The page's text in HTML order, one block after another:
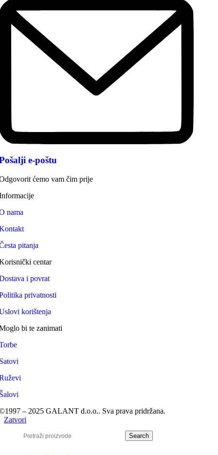
e-poštu
ćemo vam čim prije
nama
pitanja
centar
i povrat
privatnosti
korištenja
bi te zanimati
– 2025 GALANT d.o.o.. Sva prava pridržana.
Zatvori
Search